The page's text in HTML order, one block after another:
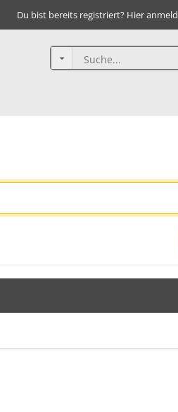
Du bist bereits registriert? Hier